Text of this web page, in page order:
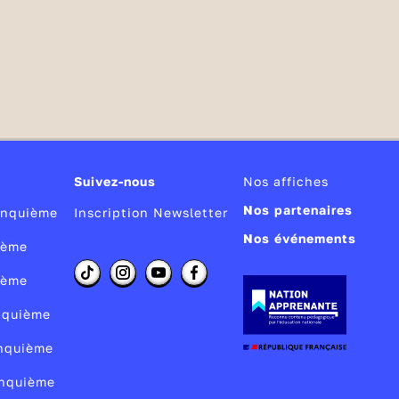
Suivez-nous
Inscription Newsletter
Nos affiches
Nos partenaires
Nos événements